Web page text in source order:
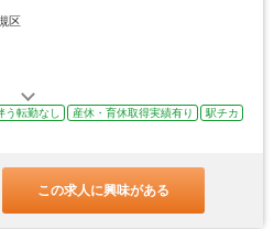
区
転勤なし 産休・育休取得実績有り
駅チカ
この求人に興味がある